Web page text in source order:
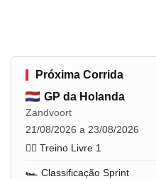
Próxima Corrida
GP da Holanda
Zandvoort
21/08/2026 a 23/08/2026
🏋️‍♂️ Treino Livre 1
🏎️ Classificação Sprint